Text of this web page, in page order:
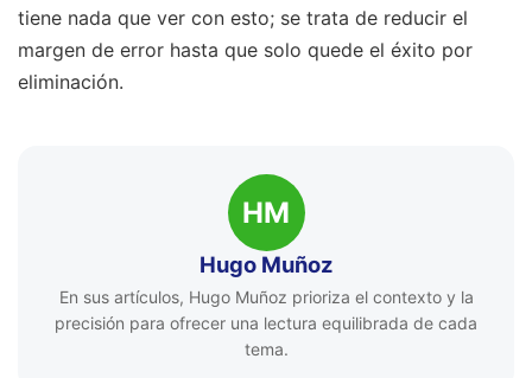
tiene nada que ver con esto; se trata de reducir el
margen de error hasta que solo quede el éxito por
eliminación.
HM
Hugo Muñoz
En sus artículos, Hugo Muñoz prioriza el contexto y la
precisión para ofrecer una lectura equilibrada de cada
tema.